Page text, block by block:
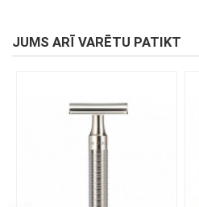
JUMS ARĪ VARĒTU PATIKT